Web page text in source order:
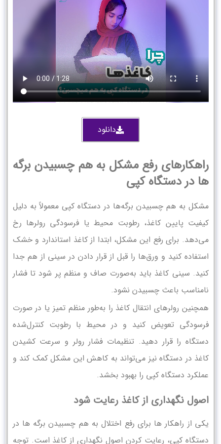
دانلود
راهکارهای رفع مشکل به هم چسبیدن برگه
ها در دستگاه کپی
مشکل به هم چسبیدن برگه‌ها در دستگاه کپی معمولاً به دلیل
کیفیت پایین کاغذ، رطوبت محیط یا فرسودگی رولرها رخ
می‌دهد. برای رفع این مشکل، ابتدا از کاغذ استاندارد و خشک
استفاده کنید و ورق‌ها را قبل از قرار دادن در سینی از هم جدا
کنید. سینی کاغذ باید به‌صورت صاف و منظم پر شود تا فشار
نامناسب باعث چسبیدن نشود.
همچنین رولرهای انتقال کاغذ را به‌طور منظم تمیز یا در صورت
فرسودگی تعویض کنید و در محیط با رطوبت کنترل‌شده
دستگاه را قرار دهید. تنظیمات فشار رولر و سرعت کشیدن
کاغذ در دستگاه نیز می‌تواند به کاهش این مشکل کمک کند و
عملکرد دستگاه کپی را بهبود بخشد.
اصول نگهداری از کاغذ رعایت شود
یکی از راهکار ها برای رفع اختلال به هم چسبیدن برگه ها در
دستگاه کپی، رعایت کردن اصول نگهداری از کاغذ است. توجه